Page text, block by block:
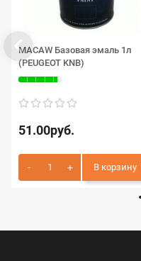
MACAW Базовая эмаль 1л
(PEUGEOT KNB)
51.00руб.
В корзину